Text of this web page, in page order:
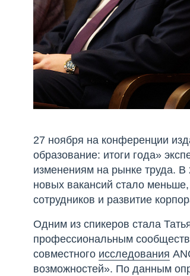
27 ноября на конференции
образование: итоги года»
изменениям на рынке труда.
новых вакансий стало
сотрудников и развитие
Одним из спикеров стала
профессиональным
совместного исследования
возможностей». По данным